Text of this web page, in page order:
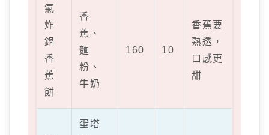
氣
炸
鍋
香
蕉
餅
香
蕉、
麵
粉、
牛奶
160 10
香蕉要
熟透，
口感更
甜
蛋塔